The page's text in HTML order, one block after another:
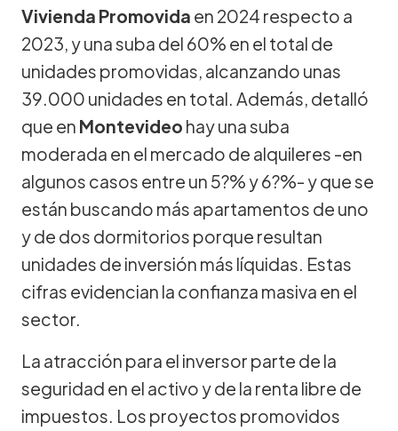
Vivienda Promovida en 2024 respecto a
2023, y una suba del 60% en el total de
unidades promovidas, alcanzando unas
39.000 unidades en total. Además, detalló
que en Montevideo hay una suba
moderada en el mercado de alquileres -en
algunos casos entre un 5?% y 6?%- y que se
están buscando más apartamentos de uno
y de dos dormitorios porque resultan
unidades de inversión más líquidas. Estas
cifras evidencian la confianza masiva en el
sector.
La atracción para el inversor parte de la
seguridad en el activo y de la renta libre de
impuestos. Los proyectos promovidos